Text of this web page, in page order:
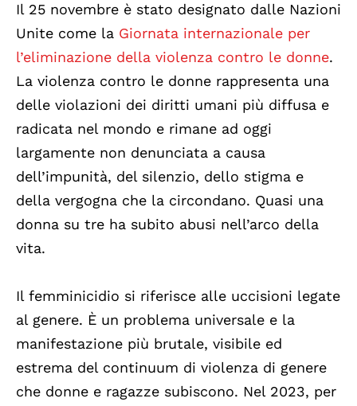
Il 25 novembre è stato designato dalle Nazioni
Unite come la Giornata internazionale per
l’eliminazione della violenza contro le donne.
La violenza contro le donne rappresenta una
delle violazioni dei diritti umani più diffusa e
radicata nel mondo e rimane ad oggi
largamente non denunciata a causa
dell’impunità, del silenzio, dello stigma e
della vergogna che la circondano. Quasi una
donna su tre ha subito abusi nell’arco della
vita.
Il femminicidio si riferisce alle uccisioni legate
al genere. È un problema universale e la
manifestazione più brutale, visibile ed
estrema del continuum di violenza di genere
che donne e ragazze subiscono. Nel 2023, per